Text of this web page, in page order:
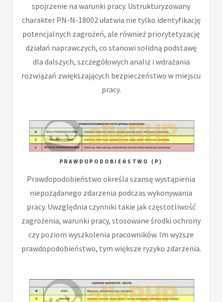
spojrzenie na warunki pracy. Ustrukturyzowany
charakter PN-N-18002 ułatwia nie tylko identyfikację
potencjalnych zagrożeń, ale również priorytetyzację
działań naprawczych, co stanowi solidną podstawę
dla dalszych, szczegółowych analiz i wdrażania
rozwiązań zwiększających bezpieczeństwo w miejscu
pracy.
PRAWDOPODOBIEŃSTWO (P)
Prawdopodobieństwo określa szansę wystąpienia
niepożądanego zdarzenia podczas wykonywania
pracy. Uwzględnia czynniki takie jak częstotliwość
zagrożenia, warunki pracy, stosowane środki ochrony
czy poziom wyszkolenia pracowników. Im wyższe
prawdopodobieństwo, tym większe ryzyko zdarzenia.